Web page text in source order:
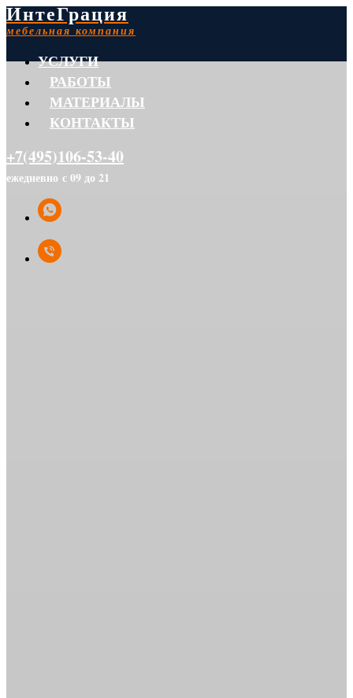
ИнтеГрация
мебельная компания
УСЛУГИ
РАБОТЫ
МАТЕРИАЛЫ
КОНТАКТЫ
+7(495)106-53-40
ежедневно с 09 до 21